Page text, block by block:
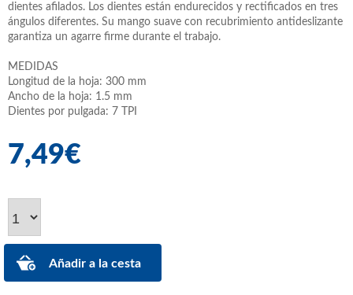
dientes afilados. Los dientes están endurecidos y rectificados en tres
ángulos diferentes. Su mango suave con recubrimiento antideslizante
garantiza un agarre firme durante el trabajo.
MEDIDAS
Longitud de la hoja: 300 mm
Ancho de la hoja: 1.5 mm
Dientes por pulgada: 7 TPI
7,49€